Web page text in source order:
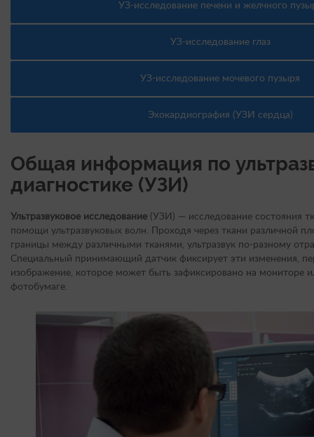
УЗ-исследование печени и желчного
УЗ-исследование глаз
УЗ-исследование мочевого пузыря
Эхокардиография (УЗИ сердца)
Общая информация по
диагностике (УЗИ)
Ультразвуковое исследование (УЗИ) — исследование состояния
помощи ультразвуковых волн. Проходя через ткани различной
границы между различными тканями, ультразвук по-разному
Специальный принимающий датчик фиксирует эти изменения,
изображение, которое может быть зафиксировано на мониторе
фотобумаге.